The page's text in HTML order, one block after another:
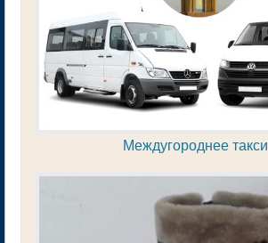
Междугороднее такси